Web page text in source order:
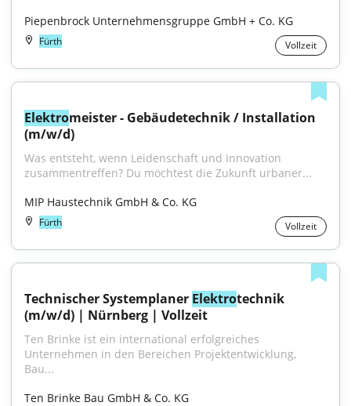
Piepenbrock Unternehmensgruppe GmbH + Co. KG
Fürth Vollzeit
Elektromeister - Gebäudetechnik / Installation
(m/w/d)
Was entsteht, wenn Leidenschaft und Innovation
zusammentreffen? Du möchtest die Zukunft urbaner...
MIP Haustechnik GmbH & Co. KG
Fürth Vollzeit
Technischer Systemplaner Elektrotechnik
(m/w/d) | Nürnberg | Vollzeit
Ten Brinke ist ein international erfolgreiches
Unternehmen in den Bereichen Projektentwicklung,
Bau...
Ten Brinke Bau GmbH & Co. KG